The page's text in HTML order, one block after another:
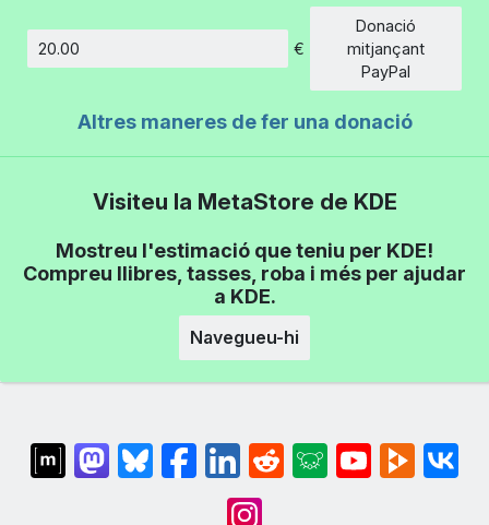
€
Donació
mitjançant
PayPal
Altres maneres de fer una donació
Visiteu la MetaStore de KDE
Mostreu l'estimació que teniu per KDE!
Compreu llibres, tasses, roba i més per ajudar
a KDE.
Navegueu-hi